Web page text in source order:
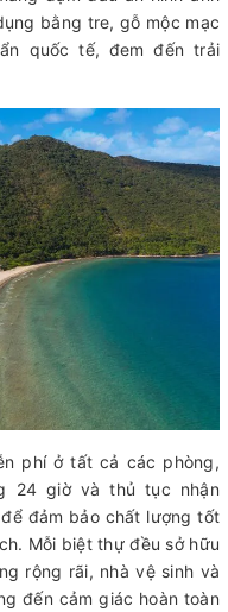
bằng tre, gỗ mộc mạc
quốc tế, đem đến trải
phí ở tất cả các phòng,
24 giờ và thủ tục nhận
đảm bảo chất lượng tốt
Mỗi biệt thự đều sở hữu
rộng rãi, nhà vệ sinh và
đến cảm giác hoàn toàn